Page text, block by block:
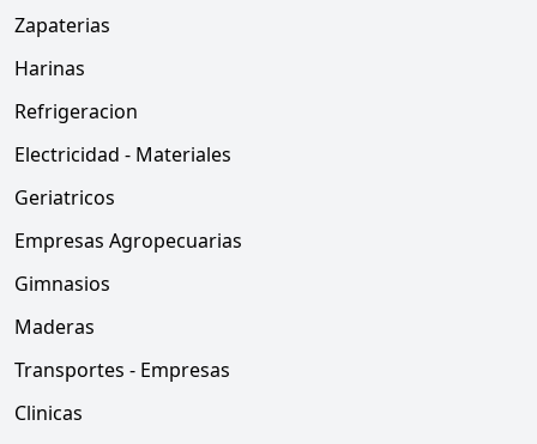
Zapaterias
Harinas
Refrigeracion
Electricidad - Materiales
Geriatricos
Empresas Agropecuarias
Gimnasios
Maderas
Transportes - Empresas
Clinicas